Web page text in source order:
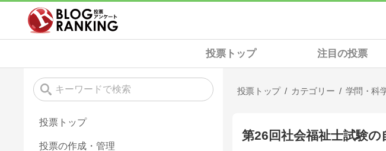
投票トップ 注目の投票
投票トップ カテゴリー 学問・科
第26回社会福祉士試験の
投票トップ
投票の作成・管理